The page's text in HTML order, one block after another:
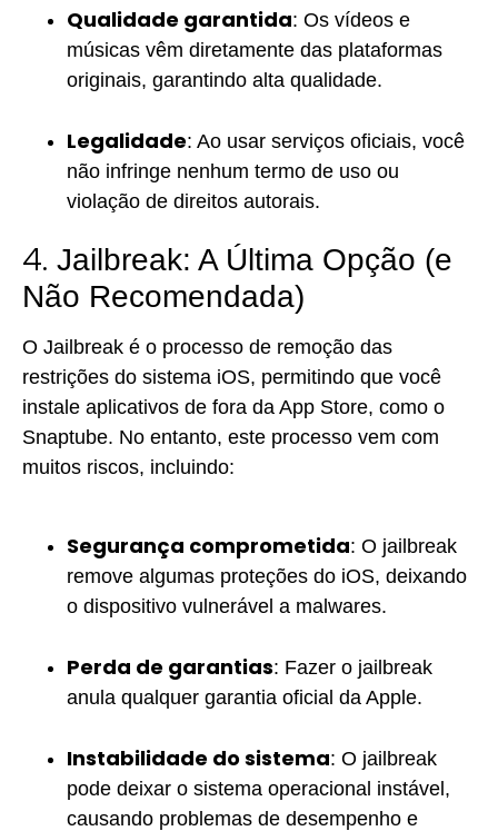
Qualidade garantida: Os vídeos e
músicas vêm diretamente das plataformas
originais, garantindo alta qualidade.
Legalidade: Ao usar serviços oficiais, você
não infringe nenhum termo de uso ou
violação de direitos autorais.
4. Jailbreak: A Última Opção (e
Não Recomendada)
O Jailbreak é o processo de remoção das
restrições do sistema iOS, permitindo que você
instale aplicativos de fora da App Store, como o
Snaptube. No entanto, este processo vem com
muitos riscos, incluindo:
Segurança comprometida: O jailbreak
remove algumas proteções do iOS, deixando
o dispositivo vulnerável a malwares.
Perda de garantias: Fazer o jailbreak
anula qualquer garantia oficial da Apple.
Instabilidade do sistema: O jailbreak
pode deixar o sistema operacional instável,
causando problemas de desempenho e